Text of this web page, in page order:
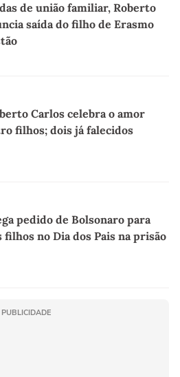
de união familiar, Roberto
saída do filho de Erasmo
Carlos celebra o amor
filhos; dois já falecidos
pedido de Bolsonaro para
filhos no Dia dos Pais na prisão
PUBLICIDADE